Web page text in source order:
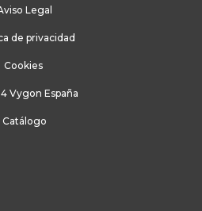
Legal
de privacidad
Cookies
Vygon España
Catálogo